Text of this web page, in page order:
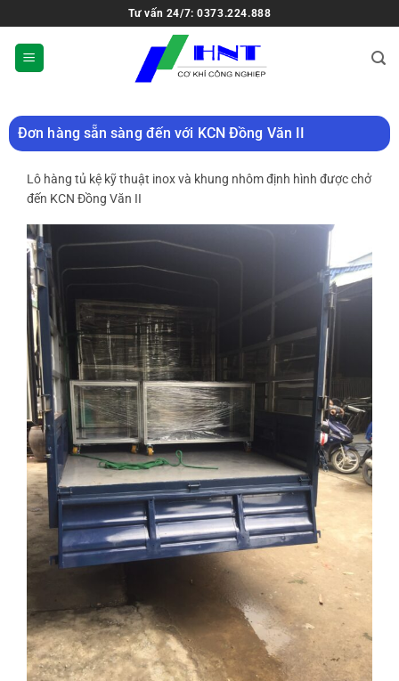
Tư vấn 24/7: 0373.224.888
Đơn hàng sẵn sàng đến với KCN Đồng Văn II
Lô hàng tủ kệ kỹ thuật inox và khung nhôm định hình được chở
đến KCN Đồng Văn II